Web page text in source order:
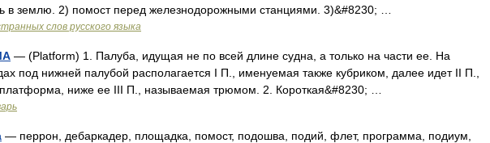
в землю. 2) помост перед железнодорожными станциями. 3)&#8230; …
слов русского языка
— (Platform) 1. Палуба, идущая не по всей длине судна, а только на части ее. На
под нижней палубой располагается I П., именуемая также кубриком, далее идет II П.,
ниже ее III П., называемая трюмом. 2. Короткая&#8230; …
— перрон, дебаркадер, площадка, помост, подошва, подий, флет, программа, подиум,